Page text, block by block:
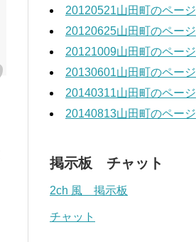
20120521山田町のページ
20120625山田町のページ
20121009山田町のページ
20130601山田町のページ
20140311山田町のページ
20140813山田町のページ
掲示板 チャット
2ch 風 掲示板
チャット